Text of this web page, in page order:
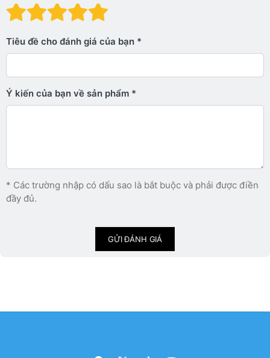
Đánh giá: 4 trên 5
Đánh giá: 3 trên 5 sao.
Đánh giá: 2 trên 5 sao.
Đánh giá: 1 trên 5 sao. Xấu
Tiêu đề cho đánh giá của bạn
Ý kiến ​​của bạn về sản phẩm
* Các trường nhập có dấu sao là bắt buộc và phải được điền
đầy đủ.
GỬI ĐÁNH GIÁ